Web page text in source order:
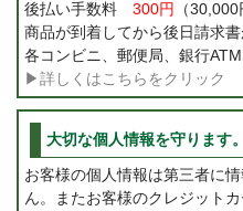
後払い手数料 300円
（
商品が到着してから後日請求書
各コンビニ、郵便局、銀行
▶詳しくはこちらをクリック
大切な個人情報を守ります。
お客様の個人情報は第三者に
ん。またお客様のクレジット